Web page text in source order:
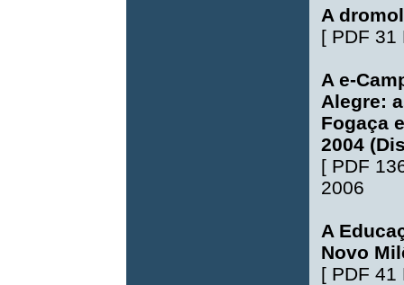
A
[ PDF 31
A e-
Alegre:
Fogaça
2004
[ PDF
2006
A
Novo
[ PDF 41